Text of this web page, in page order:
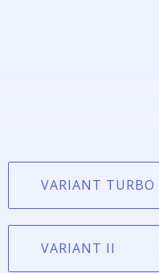
VARIANT TURBO
VARIANT II